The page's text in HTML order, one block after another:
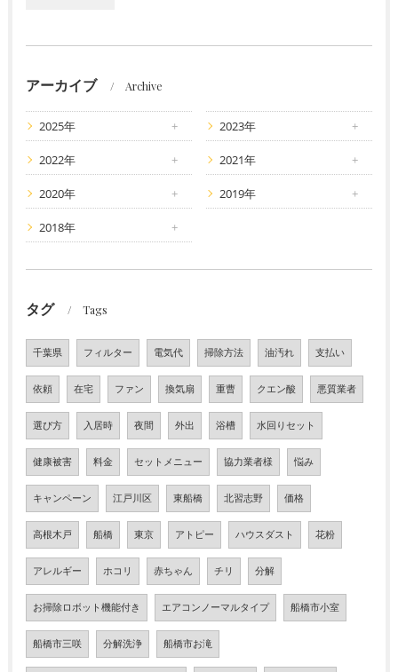
アーカイブ Archive
2025年 2023年
2022年 2021年
2020年 2019年
2018年
タグ Tags
千葉県 フィルター 電気代 掃除方法 油汚れ 支払い
依頼 在宅 ファン 換気扇 重曹 クエン酸 悪質業者
選び方 入居時 夜間 外出 浴槽 水回りセット
健康被害 料金 セットメニュー 協力業者様 悩み
キャンペーン 江戸川区 東船橋 北習志野 価格
高根木戸 船橋 東京 アトピー ハウスダスト 花粉
アレルギー ホコリ 赤ちゃん チリ 分解
お掃除ロボット機能付き エアコンノーマルタイプ 船橋市小室
船橋市三咲 分解洗浄 船橋市お滝